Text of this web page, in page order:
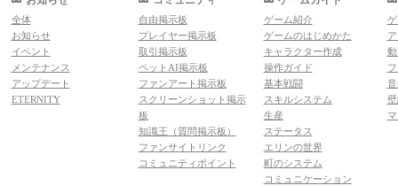
全体
お知らせ
イベント
メンテナンス
アップデート
ETERNITY
自由掲示板
プレイヤー掲示板
取引掲示板
ペットAI掲示板
ファンアート掲示板
スクリーンショット掲示
板
知識王（質問掲示板）
ファンサイトリンク
コミュニティポイント
ゲーム紹介
ゲームのはじめかた
キャラクター作成
操作ガイド
基本戦闘
スキルシステム
生産
ステータス
エリンの世界
町のシステム
コミュニケーション